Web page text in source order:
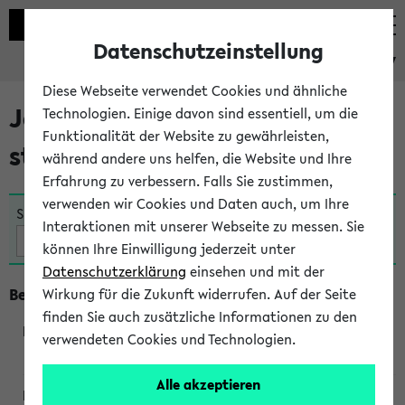
eKVV
Jetzt und in Kürze
stattfindende Veranstaltungen
Suche:
Beginn um 12 Uhr
Datenschutzeinstellung
Diese Webseite verwendet Cookies und ähnliche
Technologien. Einige davon sind essentiell, um die
Funktionalität der Website zu gewährleisten,
während andere uns helfen, die Website und Ihre
Erfahrung zu verbessern. Falls Sie zustimmen,
verwenden wir Cookies und Daten auch, um Ihre
Interaktionen mit unserer Webseite zu messen. Sie
können Ihre Einwilligung jederzeit unter
Datenschutzerklärung einsehen und mit der
Wirkung für die Zukunft widerrufen. Auf der Seite
finden Sie auch zusätzliche Informationen zu den
verwendeten Cookies und Technologien.
Alle akzeptieren